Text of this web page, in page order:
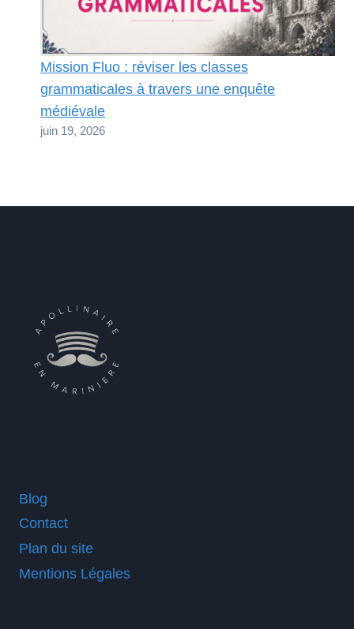
Mission Fluo : réviser les classes
grammaticales à travers une enquête
médiévale
juin 19, 2026
Blog
Contact
Plan du site
Mentions Légales